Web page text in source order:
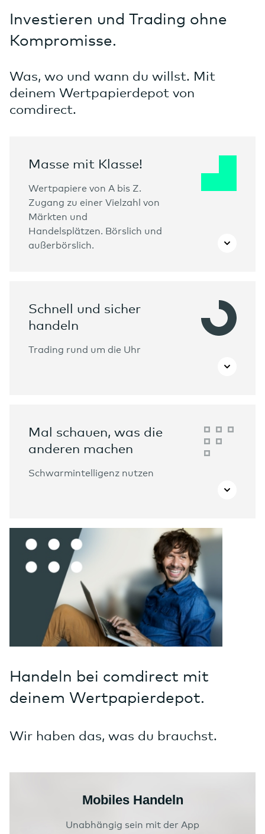
Investieren und Trading ohne
Kompromisse.
Was, wo und wann du willst. Mit
deinem Wertpapierdepot von
comdirect.
Masse mit Klasse!
Wertpapiere von A bis Z.
Zugang zu einer Vielzahl von
Märkten und
Handelsplätzen. Börslich und
außerbörslich.
Schnell und sicher
handeln
Trading rund um die Uhr
Mal schauen, was die
anderen machen
Schwarmintelligenz nutzen
Handeln bei comdirect mit
deinem Wertpapierdepot.
Wir haben das, was du brauchst.
Mobiles Handeln
Unabhängig sein mit der App